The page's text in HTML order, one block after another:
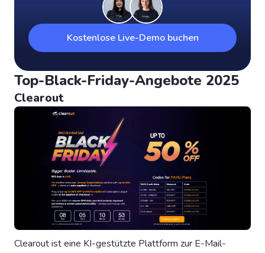
Kostenlose Live-Demo buchen
Top-Black-Friday-Angebote 2025
Clearout
Clearout ist eine KI-gestützte Plattform zur E-Mail-